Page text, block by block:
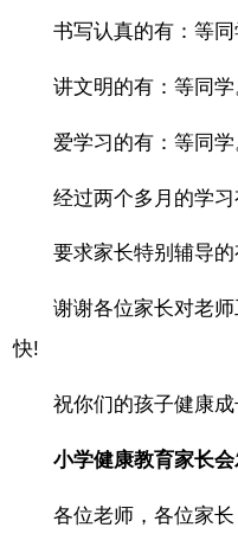
书写认真的有：等同
讲文明的有：等同学
爱学习的有：等同学
经过两个多月的学习
要求家长特别辅导的
谢谢各位家长对老
快!
祝你们的孩子健康
小学健康教育家长
各位老师，各位家